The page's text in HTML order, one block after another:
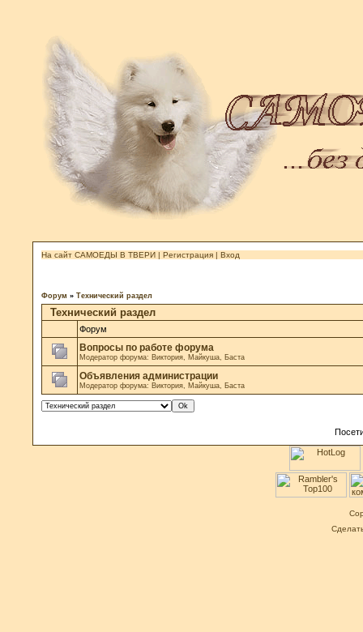
На сайт САМОЕДЫ В ТВЕРИ | Регистрация | Вход
Форум » Технический раздел
Технический раздел
Форум
Вопросы по работе форума
Модератор форума: Виктория Майкуша Баста
Объявления администрации
Модератор форума: Виктория Майкуша Баста